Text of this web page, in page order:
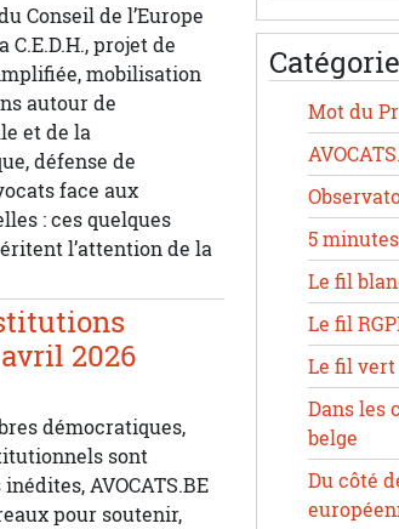
Conseil de l’Europe
projet de
mobilisation
autour de
et de la
défense de
face aux
: ces quelques
l’attention de la
2026
démocratiques,
sont
AVOCATS.BE
pour soutenir,
Mot du
5
Le fil
Le fil
Le fil vert
Dans les
belge
Du côté